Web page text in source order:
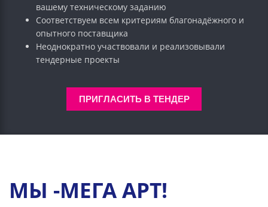
вашему техническому заданию
Соответствуем всем критериям благонадёжного и
опытного поставщика
Неоднократно участвовали и реализовывали
тендерные проекты
ПРИГЛАСИТЬ В ТЕНДЕР
МЫ -МЕГА АРТ!